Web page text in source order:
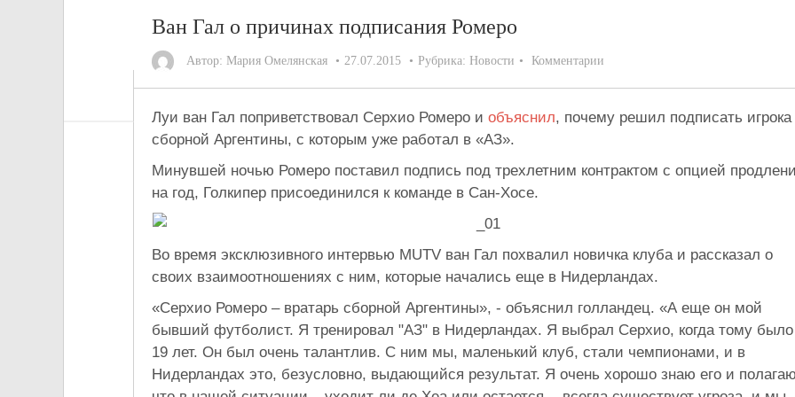
Ван Гал о причинах подписания Ромеро
Автор: Мария Омелянская 27.07.2015 Рубрика: Новости Комментарии
Луи ван Гал поприветствовал Серхио Ромеро и объяснил, почему решил подписать игрока
сборной Аргентины, с которым уже работал в «АЗ».
Минувшей ночью Ромеро поставил подпись под трехлетним контрактом с опцией
на год, Голкипер присоединился к команде в Сан-Хосе.
Во время эксклюзивного интервью MUTV ван Гал похвалил новичка клуба и рассказал о
своих взаимоотношениях с ним, которые начались еще в Нидерландах.
«Серхио Ромеро – вратарь сборной Аргентины», - объяснил голландец. «А еще он мой
бывший футболист. Я тренировал "АЗ" в Нидерландах. Я выбрал Серхио, когда тому было
19 лет. Он был очень талантлив. С ним мы, маленький клуб, стали чемпионами, и в
Нидерландах это, безусловно, выдающийся результат. Я очень хорошо знаю его и